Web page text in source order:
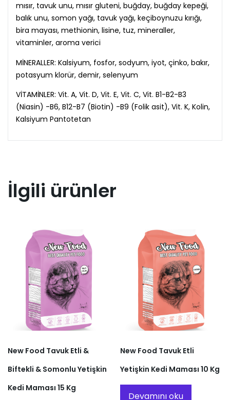
mısır, tavuk unu, mısır gluteni, buğday, buğday kepeği,
balık unu, somon yağı, tavuk yağı, keçiboynuzu kırığı,
bira mayası, methionin, lisine, tuz, mineraller,
vitaminler, aroma verici
MİNERALLER: Kalsiyum, fosfor, sodyum, iyot, çinko, bakır,
potasyum klorür, demir, selenyum
VİTAMİNLER: Vit. A, Vit. D, Vit. E, Vit. C, Vit. B1-B2-B3
(Niasin) -B6, B12-B7 (Biotin) -B9 (Folik asit), Vit. K, Kolin,
Kalsiyum Pantotetan
İlgili ürünler
New Food Tavuk Etli &
Biftekli & Somonlu Yetişkin
Kedi Maması 15 Kg
New Food Tavuk Etli
Yetişkin Kedi Maması 10 Kg
Devamını oku